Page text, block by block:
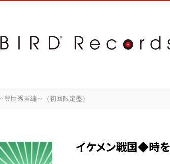
臣秀吉編～（初回限定盤）
イケメン戦国◆時